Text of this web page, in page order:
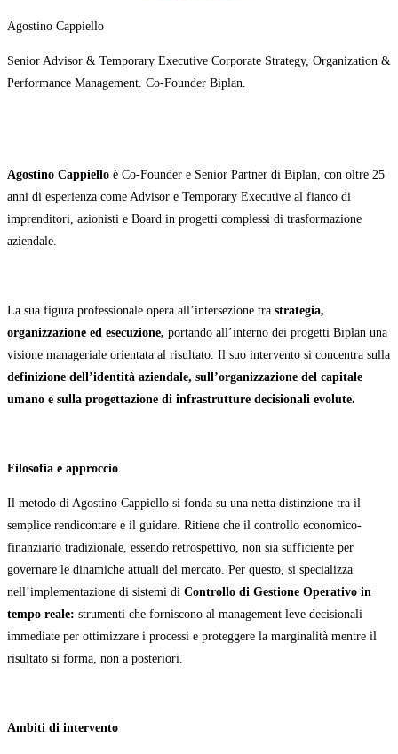
Agostino Cappiello
Senior Advisor & Temporary Executive Corporate Strategy, Organization &
Performance Management. Co-Founder Biplan.
Agostino Cappiello è Co-Founder e Senior Partner di Biplan, con oltre 25
anni di esperienza come Advisor e Temporary Executive al fianco di
imprenditori, azionisti e Board in progetti complessi di trasformazione
aziendale.
La sua figura professionale opera all’intersezione tra strategia,
organizzazione ed esecuzione, portando all’interno dei progetti Biplan una
visione manageriale orientata al risultato. Il suo intervento si concentra sulla
definizione dell’identità aziendale, sull’organizzazione del capitale
umano e sulla progettazione di infrastrutture decisionali evolute.
Filosofia e approccio
Il metodo di Agostino Cappiello si fonda su una netta distinzione tra il
semplice rendicontare e il guidare. Ritiene che il controllo economico-
finanziario tradizionale, essendo retrospettivo, non sia sufficiente per
governare le dinamiche attuali del mercato. Per questo, si specializza
nell’implementazione di sistemi di Controllo di Gestione Operativo in
tempo reale: strumenti che forniscono al management leve decisionali
immediate per ottimizzare i processi e proteggere la marginalità mentre il
risultato si forma, non a posteriori.
Ambiti di intervento